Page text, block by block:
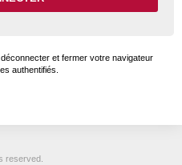
et fermer votre navigateur
authentifiés.
reserved.